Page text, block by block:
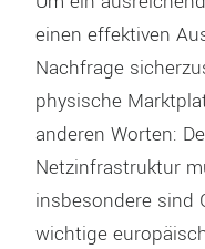
einen effektiven
Nachfrage
physische
anderen Worten:
Netzinfrastruktur
insbesondere sind
wichtige